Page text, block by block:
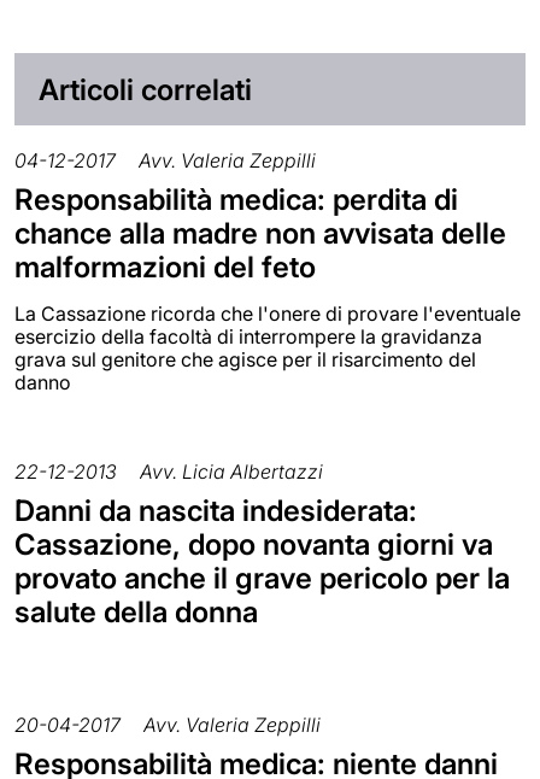
Articoli correlati
04-12-2017 Avv. Valeria Zeppilli
Responsabilità medica: perdita di
chance alla madre non avvisata delle
malformazioni del feto
La Cassazione ricorda che l'onere di provare l'eventuale
esercizio della facoltà di interrompere la gravidanza
grava sul genitore che agisce per il risarcimento del
danno
22-12-2013 Avv. Licia Albertazzi
Danni da nascita indesiderata:
Cassazione, dopo novanta giorni va
provato anche il grave pericolo per la
salute della donna
20-04-2017 Avv. Valeria Zeppilli
Responsabilità medica: niente danni